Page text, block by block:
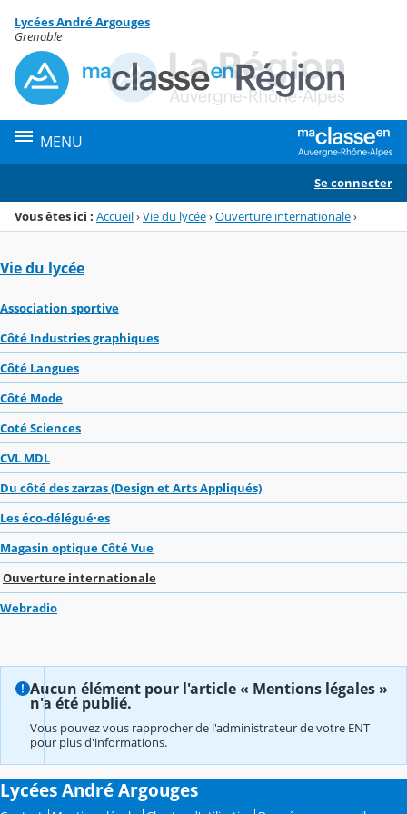
Menu de la rubrique
Contenu
Lycées André Argouges
Grenoble
MENU
Se connecter
Vous êtes ici : Accueil›Vie du lycée›Ouverture internationale›
Vie du lycée
Association sportive
Côté Industries graphiques
Côté Langues
Côté Mode
Coté Sciences
CVL MDL
Du côté des zarzas (Design et Arts Appliqués)
Les éco-délégué·es
Magasin optique Côté Vue
Ouverture internationale
Webradio
Aucun élément pour l'article « Mentions légales »
n'a été publié.
Vous pouvez vous rapprocher de l'administrateur de votre ENT
pour plus d'informations.
Lycées André Argouges